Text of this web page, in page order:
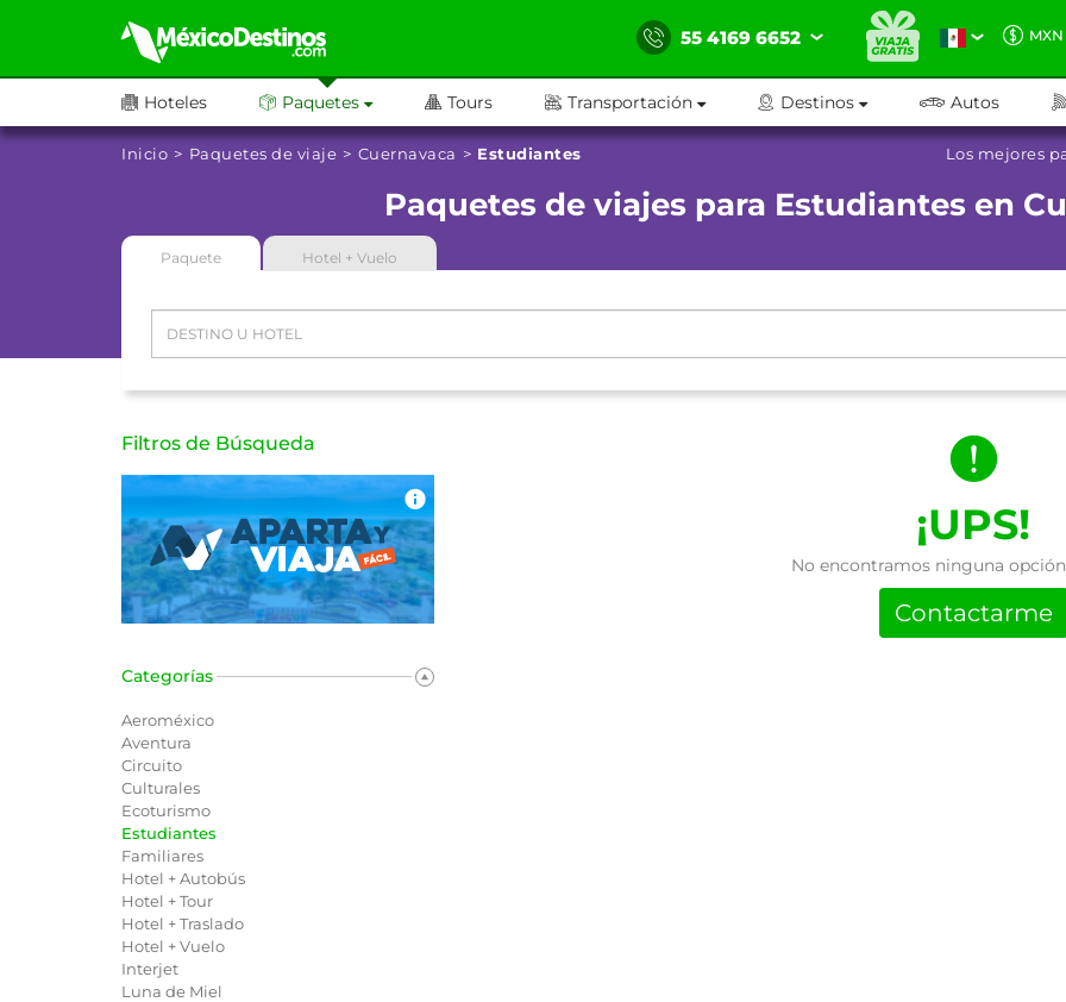
55 4169 6652 MXN
Hoteles Paquetes Tours Transportación Destinos Autos
Inicio Paquetes de viaje Cuernavaca Estudiantes Los mejores
Paquetes de viajes para Estudiantes en
Paquete Hotel + Vuelo
Filtros de Búsqueda
Categorías
Aeroméxico
Aventura
Circuito
Culturales
Ecoturismo
Estudiantes
Familiares
Hotel + Autobús
Hotel + Tour
Hotel + Traslado
Hotel + Vuelo
Interjet
Luna de Miel
¡UPS!
No encontramos ninguna
Contactarme